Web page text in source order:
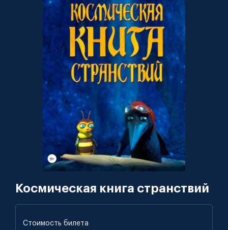
Космическая книга странствий
Стоимость билета